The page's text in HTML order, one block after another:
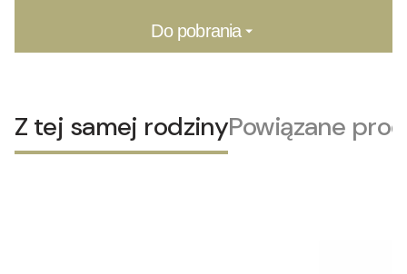
Do pobrania
Z tej samej rodzinyPowiązane